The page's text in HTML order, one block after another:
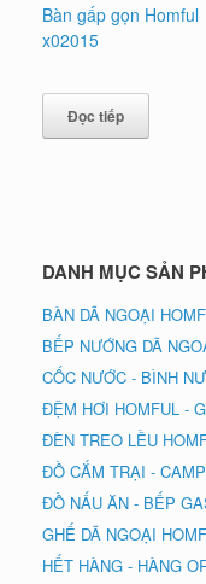
Bàn gấp gọn Homful
x02015
Đọc tiếp
DANH MỤC SẢN
BÀN DÃ NGOẠI
BẾP NƯỚNG DÃ
CỐC NƯỚC - BÌNH
ĐỆM HƠI HOMFUL -
ĐÈN TREO LỀU
ĐỒ CẮM TRẠI -
ĐỒ NẤU ĂN - BẾP
GHẾ DÃ NGOẠI
HẾT HÀNG - HÀNG